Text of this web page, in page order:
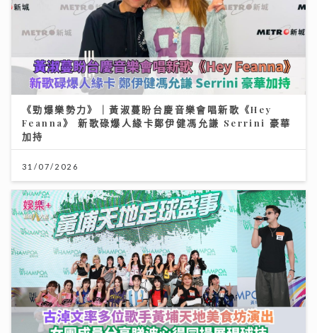
《勁爆樂勢力》｜黃淑蔓盼台慶音樂會唱新歌《Hey
Feanna》 新歌碌爆人緣卡鄭伊健馮允謙 Serrini 豪華
加持
31/07/2026